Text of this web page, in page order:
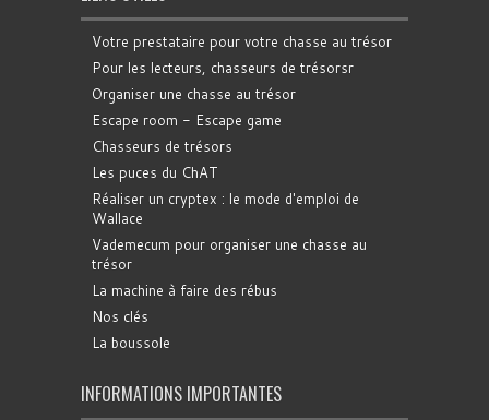
Votre prestataire pour votre chasse au trésor
Pour les lecteurs, chasseurs de trésorsr
Organiser une chasse au trésor
Escape room - Escape game
Chasseurs de trésors
Les puces du ChAT
Réaliser un cryptex : le mode d'emploi de
Wallace
Vademecum pour organiser une chasse au
trésor
La machine à faire des rébus
Nos clés
La boussole
INFORMATIONS IMPORTANTES